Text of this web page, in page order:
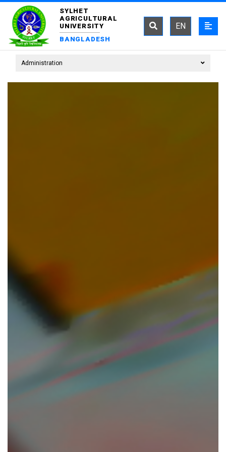
SYLHET
AGRICULTURAL
UNIVERSITY
BANGLADESH
EN
Administration